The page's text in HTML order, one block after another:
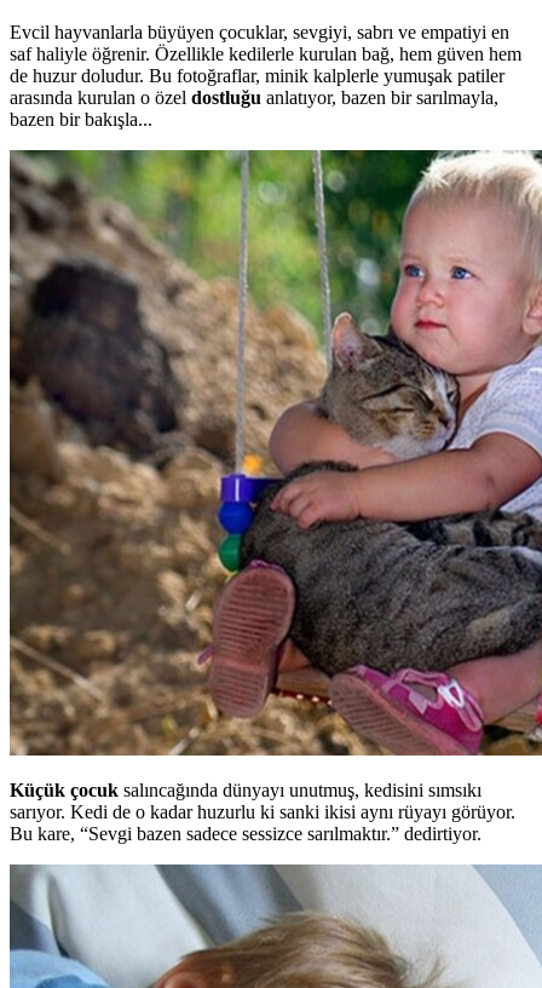
Evcil hayvanlarla büyüyen çocuklar, sevgiyi, sabrı ve empatiyi en
saf haliyle öğrenir. Özellikle kedilerle kurulan bağ, hem güven hem
de huzur doludur. Bu fotoğraflar, minik kalplerle yumuşak patiler
arasında kurulan o özel dostluğu anlatıyor, bazen bir sarılmayla,
bazen bir bakışla...
Küçük çocuk salıncağında dünyayı unutmuş, kedisini sımsıkı
sarıyor. Kedi de o kadar huzurlu ki sanki ikisi aynı rüyayı görüyor.
Bu kare, “Sevgi bazen sadece sessizce sarılmaktır.” dedirtiyor.